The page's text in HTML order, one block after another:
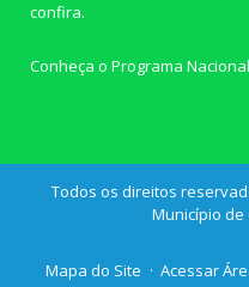
confira.
Conheça o Programa
Todos os direitos
Município de
Mapa do Site
Acessar